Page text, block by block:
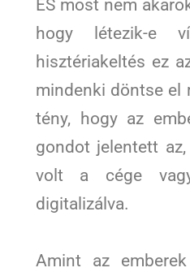
ÉS most nem
hogy létezik-e
hisztériakeltés ez
mindenki döntse el
tény, hogy az
gondot jelentett
volt a cége
digitalizálva.
Amint az